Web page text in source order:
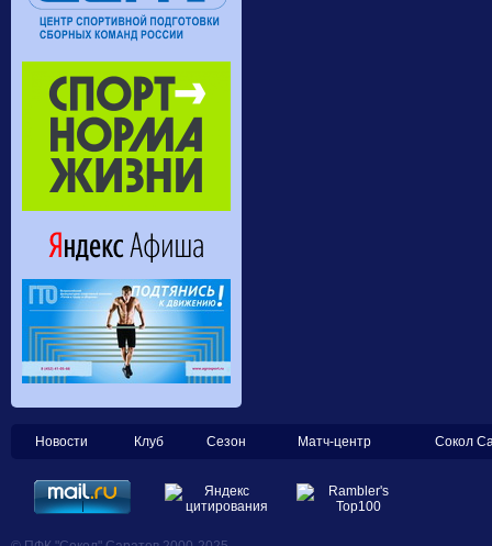
Новости Клуб Сезон Матч-центр Сокол